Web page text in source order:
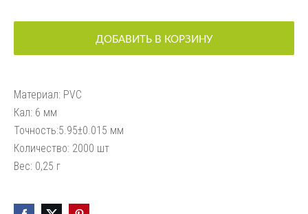
ДОБАВИТЬ В КОРЗИНУ
Материал: PVC
Кал: 6 мм
Точность:5.95±0.015 мм
Количество: 2000 шт
Вес: 0,25 г